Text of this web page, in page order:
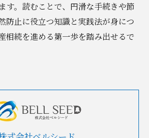
す。読むことで、円滑な手続きや節
防止に役立つ知識と実践法が身につ
相続を進める第一歩を踏み出せるで